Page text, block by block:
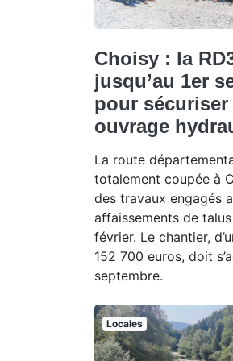
Choisy : la
jusqu’au 1er
pour sécuriser
ouvrage
La route
totalement coupée à
des travaux engagés
affaissements de
février. Le chantier,
152 700 euros, doit
septembre.
Locales